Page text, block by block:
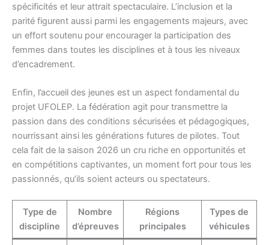
spécificités et leur attrait spectaculaire. L’inclusion et la
parité figurent aussi parmi les engagements majeurs, avec
un effort soutenu pour encourager la participation des
femmes dans toutes les disciplines et à tous les niveaux
d’encadrement.
Enfin, l’accueil des jeunes est un aspect fondamental du
projet UFOLEP. La fédération agit pour transmettre la
passion dans des conditions sécurisées et pédagogiques,
nourrissant ainsi les générations futures de pilotes. Tout
cela fait de la saison 2026 un cru riche en opportunités et
en compétitions captivantes, un moment fort pour tous les
passionnés, qu’ils soient acteurs ou spectateurs.
Type de
discipline
Nombre
d’épreuves
Régions
principales
Types de
véhicules